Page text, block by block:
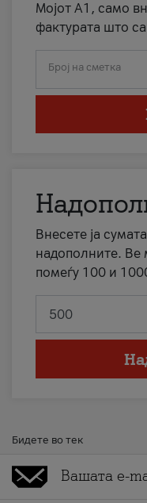
Мојот А1, само
фактурата што
Број на сметка
Внесете ја
надополните. Ве
помеѓу 100 и
Бидете во тек